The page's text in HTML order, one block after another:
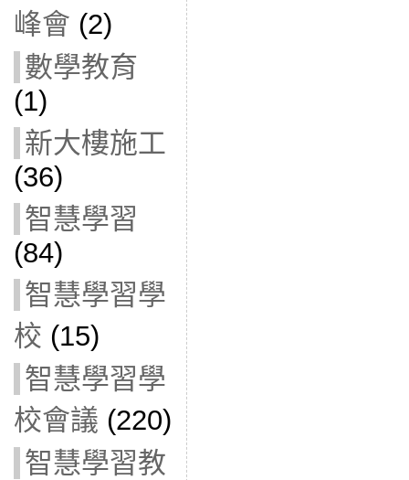
峰會 (2)
數學教育
(1)
新大樓施工
(36)
智慧學習
(84)
智慧學習學
校 (15)
智慧學習學
校會議 (220)
智慧學習教